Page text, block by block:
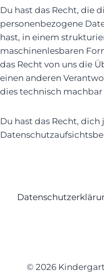
Du hast das Recht, die
personenbezogene
hast, in einem
maschinenlesbaren
das Recht von uns die
einen anderen
dies technisch machbar
Du hast das Recht,
© 2026